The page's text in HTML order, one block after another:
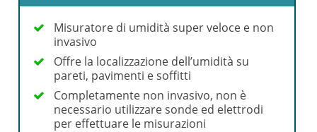
Misuratore di umidità super veloce e non
invasivo
Offre la localizzazione dell’umidità su
pareti, pavimenti e soffitti
Completamente non invasivo, non è
necessario utilizzare sonde ed elettrodi
per effettuare le misurazioni